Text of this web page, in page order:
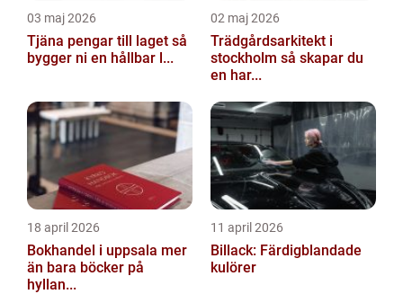
03 maj 2026
Tjäna pengar till laget så
bygger ni en hållbar l...
02 maj 2026
Trädgårdsarkitekt i
stockholm så skapar du
en har...
18 april 2026
Bokhandel i uppsala mer
än bara böcker på
hyllan...
11 april 2026
Billack: Färdigblandade
kulörer